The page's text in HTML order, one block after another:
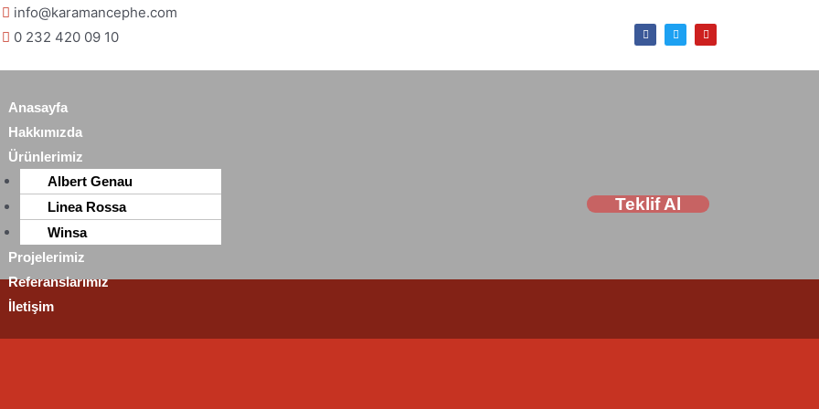
info@karamancephe.com
0 232 420 09 10
Anasayfa
Hakkımızda
Ürünlerimiz
Albert Genau
Linea Rossa
Winsa
Projelerimiz
Referanslarımız
İletişim
Teklif Al